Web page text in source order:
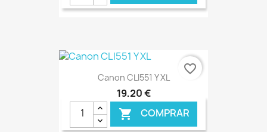
€ ONLINE
Canon CLI551 Y XL
19,20 €
 COMPRAR
favorite_border